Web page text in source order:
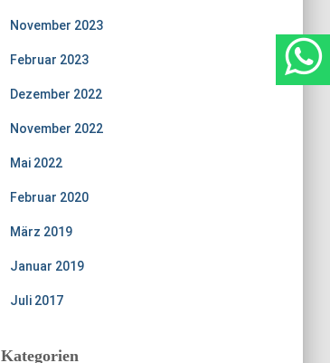
November 2023
Februar 2023
Dezember 2022
November 2022
Mai 2022
Februar 2020
März 2019
Januar 2019
Juli 2017
Kategorien